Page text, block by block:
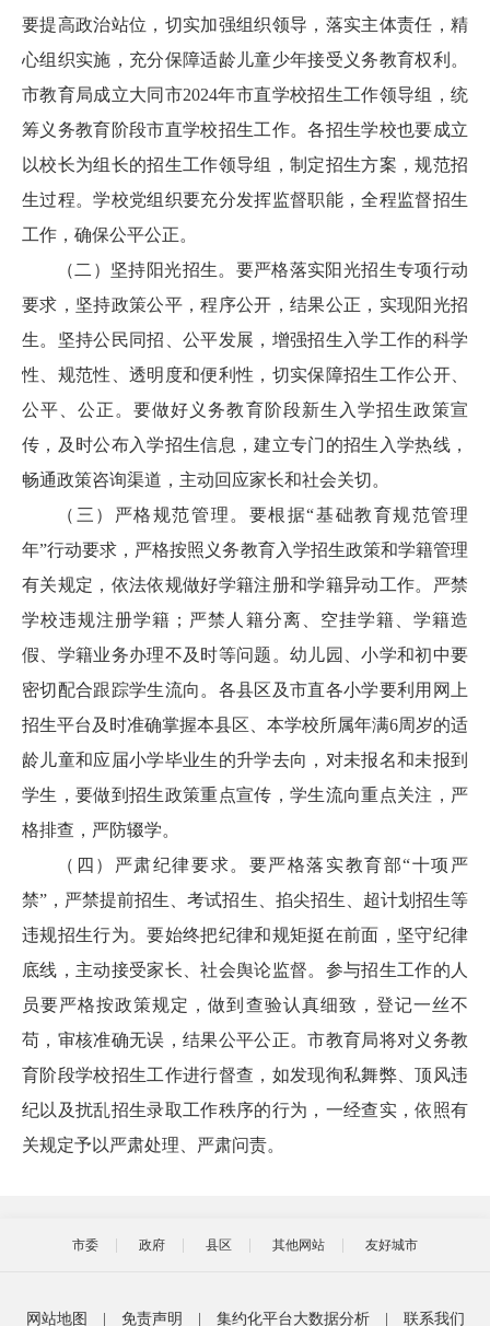
要提高政治站位，切实加强组织领导，落实主体责任，精
心组织实施，充分保障适龄儿童少年接受义务教育权利。
市教育局成立大同市2024年市直学校招生工作领导组，统
筹义务教育阶段市直学校招生工作。各招生学校也要成立
以校长为组长的招生工作领导组，制定招生方案，规范招
生过程。学校党组织要充分发挥监督职能，全程监督招生
工作，确保公平公正。
（二）坚持阳光招生。要严格落实阳光招生专项行动
要求，坚持政策公平，程序公开，结果公正，实现阳光招
生。坚持公民同招、公平发展，增强招生入学工作的科学
性、规范性、透明度和便利性，切实保障招生工作公开、
公平、公正。要做好义务教育阶段新生入学招生政策宣
传，及时公布入学招生信息，建立专门的招生入学热线，
畅通政策咨询渠道，主动回应家长和社会关切。
（三）严格规范管理。要根据“基础教育规范管理
年”行动要求，严格按照义务教育入学招生政策和学籍管理
有关规定，依法依规做好学籍注册和学籍异动工作。严禁
学校违规注册学籍；严禁人籍分离、空挂学籍、学籍造
假、学籍业务办理不及时等问题。幼儿园、小学和初中要
密切配合跟踪学生流向。各县区及市直各小学要利用网上
招生平台及时准确掌握本县区、本学校所属年满6周岁的适
龄儿童和应届小学毕业生的升学去向，对未报名和未报到
学生，要做到招生政策重点宣传，学生流向重点关注，严
格排查，严防辍学。
（四）严肃纪律要求。要严格落实教育部“十项严
禁”，严禁提前招生、考试招生、掐尖招生、超计划招生等
违规招生行为。要始终把纪律和规矩挺在前面，坚守纪律
底线，主动接受家长、社会舆论监督。参与招生工作的人
员要严格按政策规定，做到查验认真细致，登记一丝不
苟，审核准确无误，结果公平公正。市教育局将对义务教
育阶段学校招生工作进行督查，如发现徇私舞弊、顶风违
纪以及扰乱招生录取工作秩序的行为，一经查实，依照有
关规定予以严肃处理、严肃问责。
市委 政府 县区 其他网站 友好城市
网站地图 免责声明 集约化平台大数据分析 联系我们